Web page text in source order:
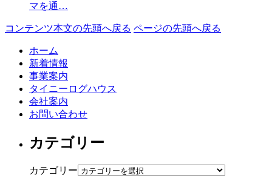
マを通…
コンテンツ本文の先頭へ戻る ページの先頭へ戻る
ホーム
新着情報
事業案内
タイニーログハウス
会社案内
お問い合わせ
カテゴリー
カテゴリー